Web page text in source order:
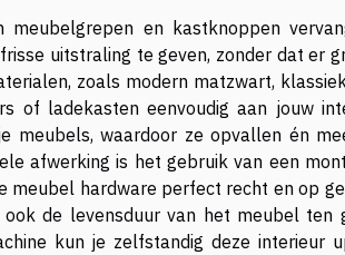
meubelgrepen en kastknoppen
uitstraling te geven, zonder dat er
zoals modern matzwart,
of ladekasten eenvoudig aan jouw
meubels, waardoor ze opvallen én
afwerking is het gebruik van een
meubel hardware perfect recht en op
de levensduur van het meubel ten
kun je zelfstandig deze interieur